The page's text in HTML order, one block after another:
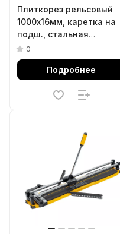
Плиткорез рельсовый
1000х16мм, каретка на
подш., стальная
станина, усил.
рукоятка-пенал Denzel
0
Подробнее